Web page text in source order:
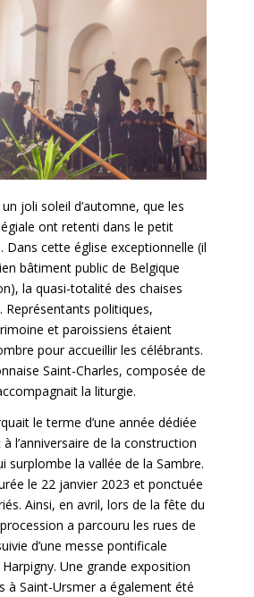
joli soleil d’automne, que les
égiale ont retenti dans le petit
Dans cette église exceptionnelle (il
bâtiment public de Belgique
la quasi-totalité des chaises
Représentants politiques,
et paroissiens étaient
pour accueillir les célébrants.
Saint-Charles, composée de
aitla liturgie.
le terme d’une année dédiée
l’anniversaire de la construction
surplombe la vallée de la Sambre.
le 22 janvier 2023 et ponctuée
Ainsi, en avril, lors de la fête du
a parcouru les rues de
d’une messe pontificale
Une grande exposition
à Saint-Ursmer a également été